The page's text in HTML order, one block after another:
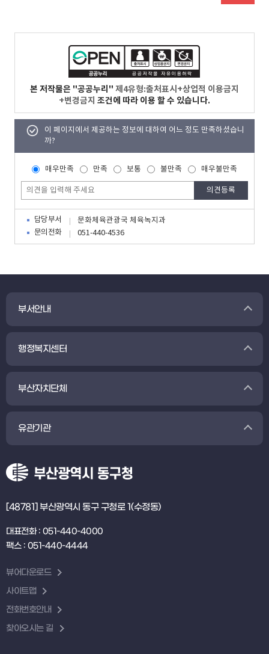
본 저작물은 "공공누리" 제4유형:출처표시+상업적 이용금지
+변경금지 조건에 따라 이용 할 수 있습니다.
이 페이지에서 제공하는 정보에 대하여 어느 정도 만족하셨습니
까?
매우만족 만족 보통 불만족 매우불만족
담당부서
문화체육관광국 체육녹지과
문의전화
051-440-4536
부서안내
행정복지센터
부산자치단체
유관기관
[48781] 부산광역시 동구 구청로 1(수정동)
대표전화 : 051-440-4000
팩스 : 051-440-4444
뷰어다운로드
사이트맵
전화번호안내
찾아오시는 길